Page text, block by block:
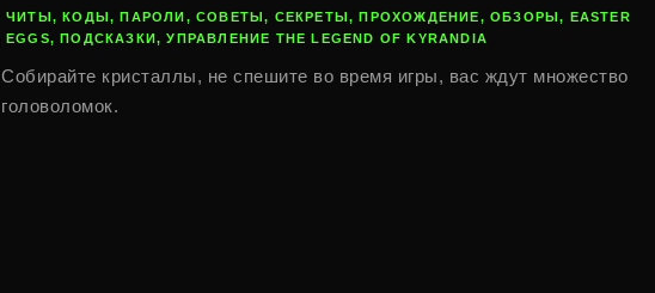
ЧИТЫ, КОДЫ, ПАРОЛИ, СОВЕТЫ, СЕКРЕТЫ, ПРОХОЖДЕНИЕ, ОБЗОРЫ, EASTER
EGGS, ПОДСКАЗКИ, УПРАВЛЕНИЕ THE LEGEND OF KYRANDIA
Собирайте кристаллы, не спешите во время игры, вас ждут множество
головоломок.